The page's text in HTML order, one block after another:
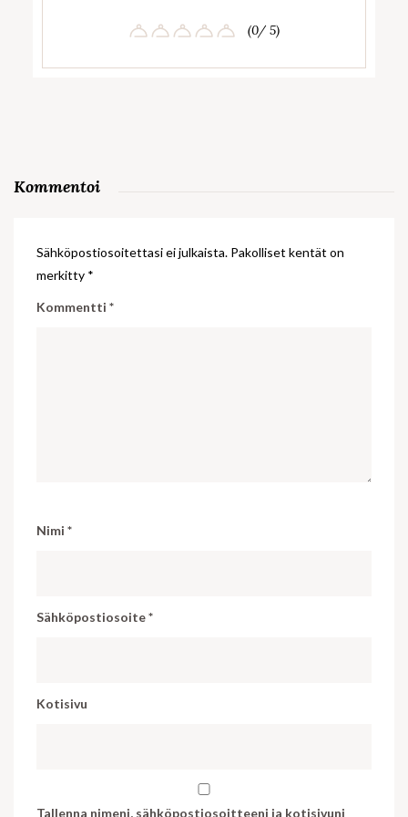
(0/ 5)
Kommentoi
Sähköpostiosoitettasi ei julkaista. Pakolliset kentät on
merkitty *
Kommentti *
Nimi *
Sähköpostiosoite*
Kotisivu
Tallenna nimeni, sähköpostiosoitteeni ja kotisivuni